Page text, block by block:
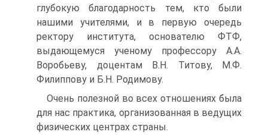
глубокую благодарность тем, кто были
нашими учителями, и в первую очередь
ректору института, основателю ФТФ,
выдающемуся ученому профессору А.А.
Воробьеву, доцентам В.Н. Титову, М.Ф.
Филиппову и Б.Н. Родимову.
Очень полезной во всех отношениях была
для нас практика, организованная в ведущих
физических центрах страны.